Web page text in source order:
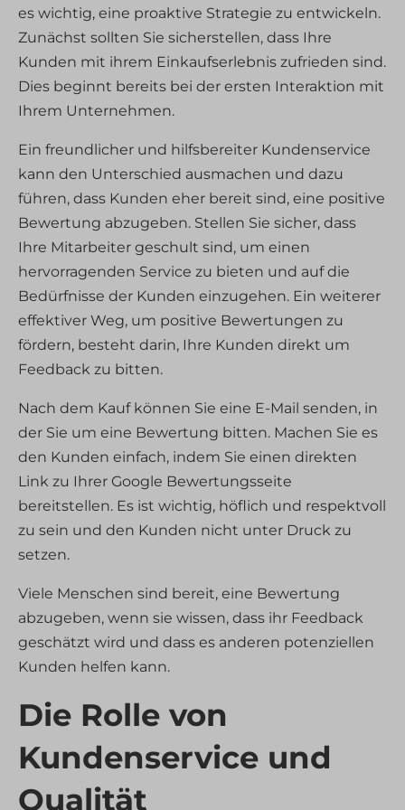
es wichtig, eine proaktive Strategie zu entwickeln.
Zunächst sollten Sie sicherstellen, dass Ihre
Kunden mit ihrem Einkaufserlebnis zufrieden sind.
Dies beginnt bereits bei der ersten Interaktion mit
Ihrem Unternehmen.
Ein freundlicher und hilfsbereiter Kundenservice
kann den Unterschied ausmachen und dazu
führen, dass Kunden eher bereit sind, eine positive
Bewertung abzugeben. Stellen Sie sicher, dass
Ihre Mitarbeiter geschult sind, um einen
hervorragenden Service zu bieten und auf die
Bedürfnisse der Kunden einzugehen. Ein weiterer
effektiver Weg, um positive Bewertungen zu
fördern, besteht darin, Ihre Kunden direkt um
Feedback zu bitten.
Nach dem Kauf können Sie eine E-Mail senden, in
der Sie um eine Bewertung bitten. Machen Sie es
den Kunden einfach, indem Sie einen direkten
Link zu Ihrer Google Bewertungsseite
bereitstellen. Es ist wichtig, höflich und respektvoll
zu sein und den Kunden nicht unter Druck zu
setzen.
Viele Menschen sind bereit, eine Bewertung
abzugeben, wenn sie wissen, dass ihr Feedback
geschätzt wird und dass es anderen potenziellen
Kunden helfen kann.
Die Rolle von
Kundenservice und
Qualität
CookieConsent
cookieconsent_status
cookielawinfo-checkbox-*
mhcookie
wordpress_logged_in_*
wordpress_test_cookie
wp-settings-*
wp-settings-time-*
wpl_viewed_cookie
dbwx2z9xa7qt9.cloudfront.net
js.zohostatic.com
recensioni-io-static-folder.s3.eu-central-1.amazonaws.com
server.onlinereviews.tech
www.iubenda.com
zoho.com
zoho.eu
www.sternfaenger.eu
cookies-state
uc_user_interaction
Beiträge in sozialen Medien usw.
Details anzeigen
assets.immersivetranslate.cn
secure.gravatar.com
Andere Dienste
Diese Kategorie umfasst alle Cookies, Domains und Dienste, die
nicht in die anderen spezifischen Kategorien fallen oder nicht
Details anzeigen
_deCookiesConsent
_ketch_consent_v1_
amp_*
blocksy_cookies_consent_accepted
borlabs-cookie
cb-enabled
cc_cookie_accept
cli_cookie_consent
cookie_permission_granted
cookie-*
euCookie
marketing_cookies
MicrosoftApplicationsTelemetryFirstLaunchTime
OptanonAlertBoxClosed